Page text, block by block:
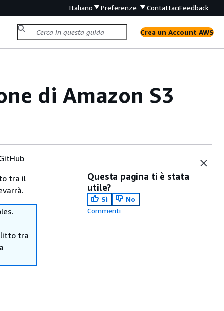
Italiano Preferenze ContattaciFeedback
Crea un Account AWS
di Amazon S3
tra il
tra
Questa pagina ti è stata
utile?
Sì
No
Commenti